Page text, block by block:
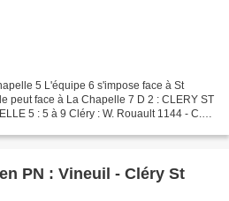
5 L'équipe 6 s'impose face à St
peut face à La Chapelle 7 D 2 : CLERY ST
5 : 5 à 9 Cléry : W. Rouault 1144 - C.
PN : Vineuil - Cléry St